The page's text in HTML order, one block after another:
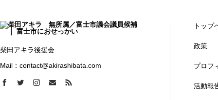
柴田アキラ後援会
Mail：contact@akirashibata.com
トップ
政策
プロフ
活動報